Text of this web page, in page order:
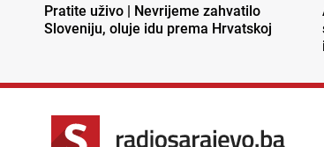
Pratite uživo | Nevrijeme zahvatilo
Sloveniju, oluje idu prema Hrvatskoj